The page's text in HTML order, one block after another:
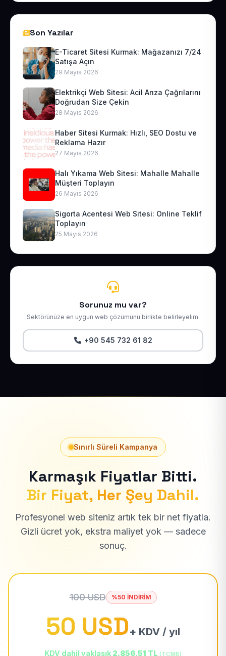
Son Yazılar
E-Ticaret Sitesi Kurmak: Mağazanızı 7/24
Satışa Açın
29 Mayıs 2026
Elektrikçi Web Sitesi: Acil Arıza Çağrılarını
Doğrudan Size Çekin
28 Mayıs 2026
Haber Sitesi Kurmak: Hızlı, SEO Dostu ve
Reklama Hazır
27 Mayıs 2026
Halı Yıkama Web Sitesi: Mahalle Mahalle
Müşteri Toplayın
26 Mayıs 2026
Sigorta Acentesi Web Sitesi: Online Teklif
Toplayın
25 Mayıs 2026
Sorunuz mu var?
Sektörünüze en uygun web çözümünü birlikte belirleyelim.
+90 545 732 61 82
Sınırlı Süreli Kampanya
Karmaşık Fiyatlar Bitti.
Bir Fiyat, Her Şey Dahil.
Profesyonel web siteniz artık tek bir net fiyatla.
Gizli ücret yok, ekstra maliyet yok — sadece
sonuç.
100 USD %50 İNDİRİM
50 USD+ KDV / yıl
KDV dahil yaklaşık 2.856,51 TL (TCMB)